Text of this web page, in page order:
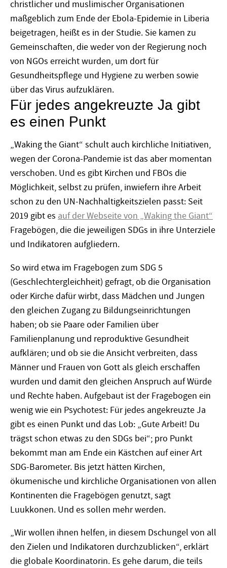
christlicher und muslimischer Organisationen
maßgeblich zum Ende der Ebola-Epidemie in Liberia
beigetragen, heißt es in der Studie. Sie kamen zu
Gemeinschaften, die weder von der Regierung noch
von NGOs erreicht wurden, um dort für
Gesundheitspflege und Hygiene zu werben sowie
über das Virus aufzuklären.
Für jedes angekreuzte Ja gibt
es einen Punkt
„Waking the Giant“ schult auch kirchliche Initiativen,
wegen der Corona-Pandemie ist das aber momentan
verschoben. Und es gibt Kirchen und FBOs die
Möglichkeit, selbst zu prüfen, inwiefern ihre Arbeit
schon zu den UN-Nachhaltigkeitszielen passt: Seit
2019 gibt es auf der Webseite von „Waking the Giant“
Fragebögen, die die jeweiligen SDGs in ihre Unterziele
und Indikatoren aufgliedern.
So wird etwa im Fragebogen zum SDG 5
(Geschlechtergleichheit) gefragt, ob die Organisation
oder Kirche dafür wirbt, dass Mädchen und Jungen
den gleichen Zugang zu Bildungseinrichtungen
haben; ob sie Paare oder Familien über
Familienplanung und reproduktive Gesundheit
aufklären; und ob sie die Ansicht verbreiten, dass
Männer und Frauen von Gott als gleich erschaffen
wurden und damit den gleichen Anspruch auf Würde
und Rechte haben. Aufgebaut ist der Fragebogen ein
wenig wie ein Psychotest: Für jedes angekreuzte Ja
gibt es einen Punkt und das Lob: „Gute Arbeit! Du
trägst schon etwas zu den SDGs bei“; pro Punkt
bekommt man am Ende ein Kästchen auf einer Art
SDG-Barometer. Bis jetzt hätten Kirchen,
ökumenische und kirchliche Organisationen von allen
Kontinenten die Fragebögen genutzt, sagt
Luukkonen. Und es sollen mehr werden.
„Wir wollen ihnen helfen, in diesem Dschungel von all
den Zielen und Indikatoren durchzublicken“, erklärt
die globale Koordinatorin. Es gehe darum, die teils